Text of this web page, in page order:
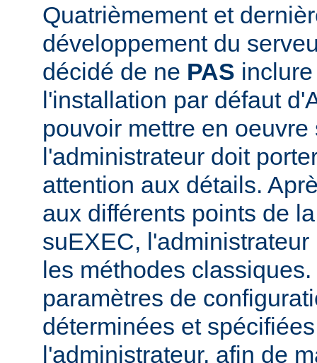
Quatrièmement et
développement du
décidé de ne PAS
l'installation par défaut
pouvoir mettre en oeuvre
l'administrateur doit
attention aux détails.
aux différents points de
suEXEC,
les méthodes
paramètres de
déterminées et
l'administrateur, afin de